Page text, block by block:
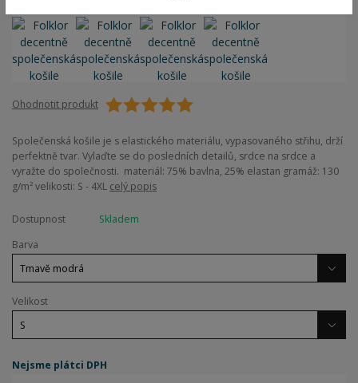
Ohodnotit produkt
Společenská košile je s elastického materiálu, vypasovaného střihu, drží
perfektně tvar. Vylaďte se do posledních detailů, srdce na srdce a
vyražte do společnosti. materiál: 75% bavlna, 25% elastan gramáž: 130
g/m² velikosti: S - 4XL celý popis
Dostupnost
Skladem
Barva
Velikost
Nejsme plátci DPH